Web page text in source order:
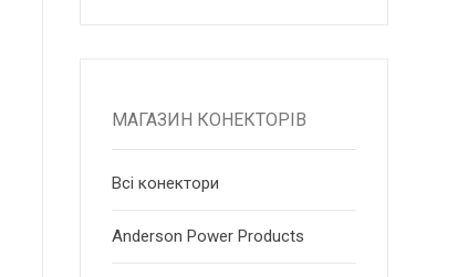
МАГАЗИН КОНЕКТОРІВ
Всі конектори
Anderson Power Products